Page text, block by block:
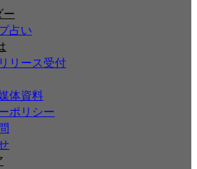
ー
占い
リース受付
体資料
ポリシー